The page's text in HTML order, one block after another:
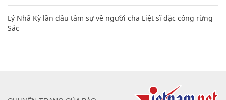
Lý Nhã Kỳ lần đầu tâm sự về người cha Liệt sĩ đặc công rừng
Sác